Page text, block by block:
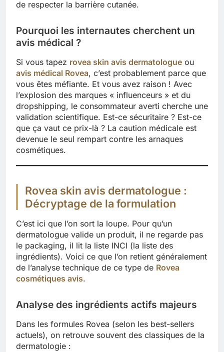
de respecter la barrière cutanée.
Pourquoi les internautes cherchent un
avis médical ?
Si vous tapez rovea skin avis dermatologue ou
avis médical Rovea, c’est probablement parce que
vous êtes méfiante. Et vous avez raison ! Avec
l’explosion des marques « influenceurs » et du
dropshipping, le consommateur averti cherche une
validation scientifique. Est-ce sécuritaire ? Est-ce
que ça vaut ce prix-là ? La caution médicale est
devenue le seul rempart contre les arnaques
cosmétiques.
Rovea skin avis dermatologue :
Décryptage de la formulation
C’est ici que l’on sort la loupe. Pour qu’un
dermatologue valide un produit, il ne regarde pas
le packaging, il lit la liste INCI (la liste des
ingrédients). Voici ce que l’on retient généralement
de l’analyse technique de ce type de Rovea
cosmétiques avis.
Analyse des ingrédients actifs majeurs
Dans les formules Rovea (selon les best-sellers
actuels), on retrouve souvent des classiques de la
dermatologie :